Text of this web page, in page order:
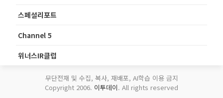
스페셜리포트
Channel 5
위너스IR클럽
무단전재 및 수집, 복사, 재배포, AI학습 이용 금지
Copyright 2006. 이투데이. All rights reserved